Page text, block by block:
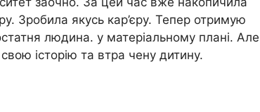
Зробила якусь кар’єру. Тепер отримую
людина. у матеріальному плані. Але
історію та втра чену дитину.